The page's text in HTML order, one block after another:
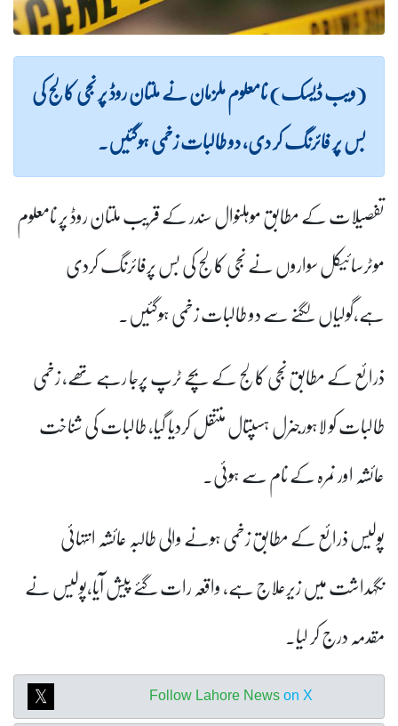
(ویب ڈیسک) نامعلوم ملزمان نے ملتان روڈ پر نجی کالج کی
بس پر فائرنگ کر دی، دو طالبات زخمی ہوگئیں۔
تفصیلات کے مطابق موہلنوال سندر کے قریب ملتان روڈ پر نامعلوم
موٹرسائیکل سواروں نے نجی کالج کی بس پرفائرنگ کردی
ہے،گولیاں لگنے سے دو طالبات زخمی ہوگئیں۔
ذرائع کے مطابق نجی کالج کے بچے ٹرپ پرجا رہے تھے، زخمی
طالبات کو لاہورجنرل ہسپتال منتقل کردیا گیا، طالبات کی شناخت
عائشہ اور نمرہ کے نام سے ہوئی۔
پولیس ذرائع کے مطابق زخمی ہونے والی طالبہ عائشہ انتہائی
نگہداشت میں زیرعلاج ہے، واقعہ رات گئے پیش آیا،پولیس نے
مقدمہ درج کر لیا۔
Follow Lahore News on X